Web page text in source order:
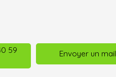
59
Envoyer un mail